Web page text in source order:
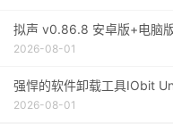
拟声 v0.86.8 安卓版+电脑
2026-08-01
强悍的软件卸载工具IObit
2026-08-01